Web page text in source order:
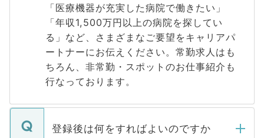
「医療機器が充実した病院で働きたい」
「年収1,500万円以上の病院を探してい
る」など、さまざまなご要望をキャリアパ
ートナーにお伝えください。常勤求人はも
ちろん、非常勤・スポットのお仕事紹介も
行なっております。
登録後は何をすればよいのですか